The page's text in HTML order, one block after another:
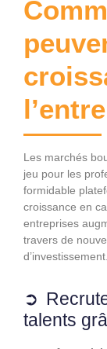
Les marchés
jeu pour les
formidable
croissance en
entreprises
travers de
d’investissement.
talents